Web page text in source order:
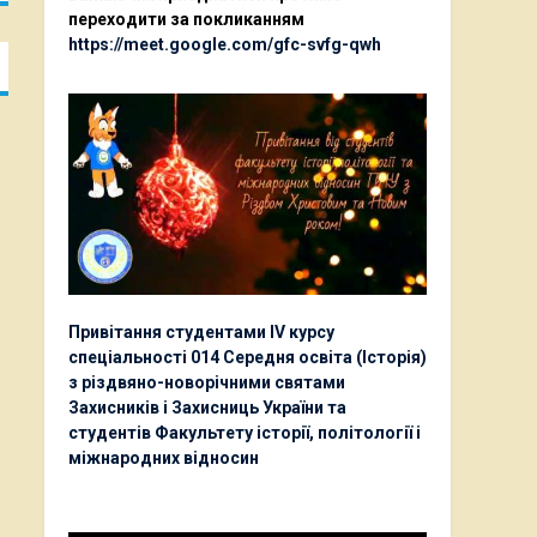
переходити за покликанням
https://meet.google.com/gfc-svfg-qwh
Привітання студентами ІV курсу
спеціальності 014 Середня освіта (Історія)
з різдвяно-новорічними святами
Захисників і Захисниць України та
студентів Факультету історії, політології і
міжнародних відносин